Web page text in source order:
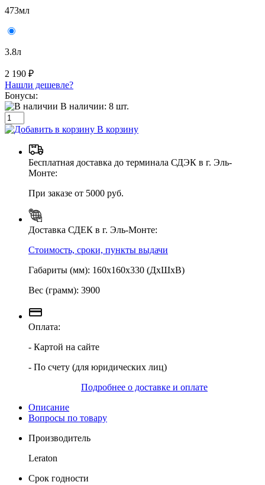
473мл
3.8л
2 190 ₽
Нашли дешевле?
Бонусы:
В наличии: 8 шт.
В корзину
Бесплатная доставка до терминала СДЭК в г. Эль-
Монте:
При заказе от 5000 руб.
Доставка СДЕК в г. Эль-Монте:
Стоимость, сроки, пункты выдачи
Габариты (мм): 160х160х330 (ДхШхВ)
Вес (грамм): 3900
Оплата:
- Картой на сайте
- По счету (для юридических лиц)
Подробнее о доставке и оплате
Описание
Вопросы по товару
Производитель
Leraton
Срок годности